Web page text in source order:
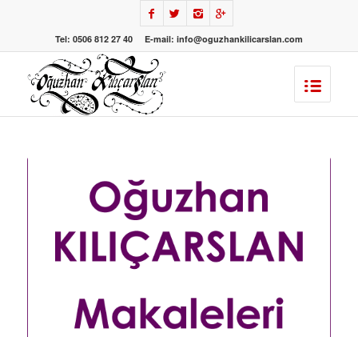
Tel: 0506 812 27 40 E-mail: info@oguzhankilicarslan.com